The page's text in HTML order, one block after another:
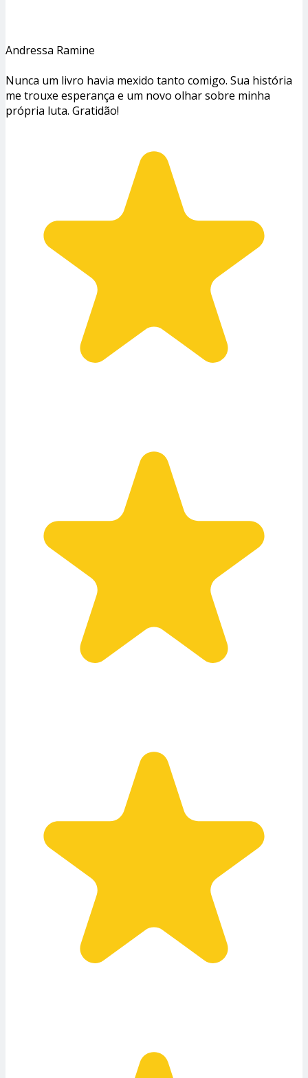
Andressa Ramine
Nunca um livro havia mexido tanto comigo. Sua história
me trouxe esperança e um novo olhar sobre minha
própria luta. Gratidão!